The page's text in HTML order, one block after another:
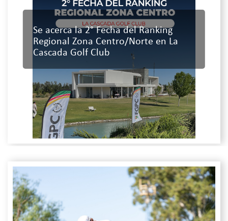
Se acerca la 2° Fecha del Ranking
Regional Zona Centro/Norte en La
Cascada Golf Club